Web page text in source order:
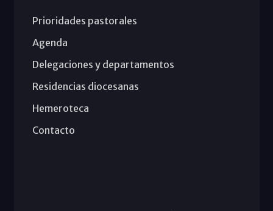
Prioridades pastorales
Agenda
Delegaciones y departamentos
Residencias diocesanas
Hemeroteca
Contacto